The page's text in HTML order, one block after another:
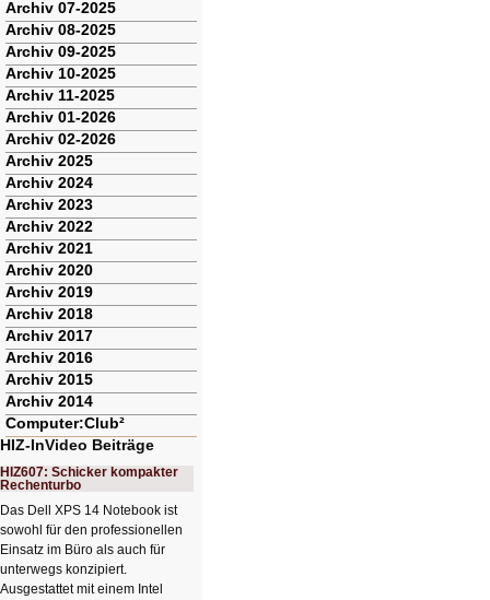
Archiv 07-2025
Archiv 08-2025
Archiv 09-2025
Archiv 10-2025
Archiv 11-2025
Archiv 01-2026
Archiv 02-2026
Archiv 2025
Archiv 2024
Archiv 2023
Archiv 2022
Archiv 2021
Archiv 2020
Archiv 2019
Archiv 2018
Archiv 2017
Archiv 2016
Archiv 2015
Archiv 2014
Computer:Club²
HIZ-InVideo Beiträge
HIZ607: Schicker kompakter
Rechenturbo
Das Dell XPS 14 Notebook ist
sowohl für den professionellen
Einsatz im Büro als auch für
unterwegs konzipiert.
Ausgestattet mit einem Intel